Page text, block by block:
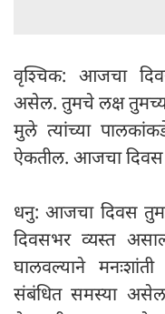
वृश्चिक: आजचा
असेल. तुमचे लक्ष
मुले त्यांच्या
ऐकतील. आजचा
धनु: आजचा दिवस
दिवसभर व्यस्त
घालवल्याने
संबंधित समस्या